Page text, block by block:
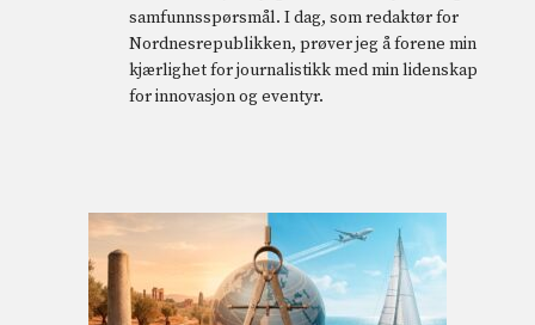
samfunnsspørsmål. I dag, som redaktør for
Nordnesrepublikken, prøver jeg å forene min
kjærlighet for journalistikk med min lidenskap
for innovasjon og eventyr.